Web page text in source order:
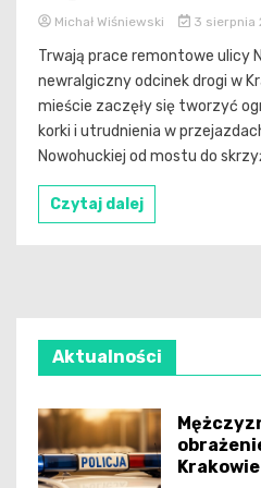
Michał Wiśniewski 3 sierpnia
Trwają prace remontowe ulicy
newralgiczny odcinek drogi w
mieście zaczęły się tworzyć
korki i utrudnienia w
Nowohuckiej od mostu do
Czytaj dalej
Aktualności
Krakowie